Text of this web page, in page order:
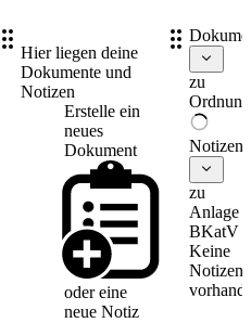
Hier liegen deine
Dokumente und
Notizen
Erstelle ein
neues
Dokument
oder eine
neue Notiz
zu
Notizen
zu
Anlage
BKatV
Keine
Notizen